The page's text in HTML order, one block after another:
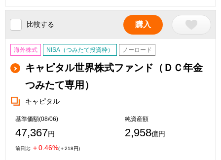
比較する 購入
海外株式 NISA（つみたて投資枠） ノーロード
キャピタル世界株式ファンド（ＤＣ年金
つみたて専用）
キャピタル
基準価額(08/06)
47,367円
純資産額
2,958億円
前日比: ＋0.46%(＋218円)